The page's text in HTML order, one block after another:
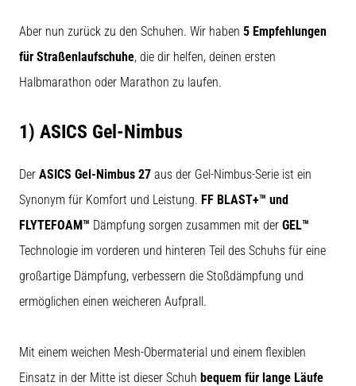
Aber nun zurück zu den Schuhen. Wir haben 5 Empfehlungen
für Straßenlaufschuhe, die dir helfen, deinen ersten
Halbmarathon oder Marathon zu laufen.
1) ASICS Gel-Nimbus
Der ASICS Gel-Nimbus 27 aus der Gel-Nimbus-Serie ist ein
Synonym für Komfort und Leistung. FF BLAST+™ und
FLYTEFOAM™ Dämpfung sorgen zusammen mit der GEL™
Technologie im vorderen und hinteren Teil des Schuhs für eine
großartige Dämpfung, verbessern die Stoßdämpfung und
ermöglichen einen weicheren Aufprall.
Mit einem weichen Mesh-Obermaterial und einem flexiblen
Einsatz in der Mitte ist dieser Schuh bequem für lange Läufe